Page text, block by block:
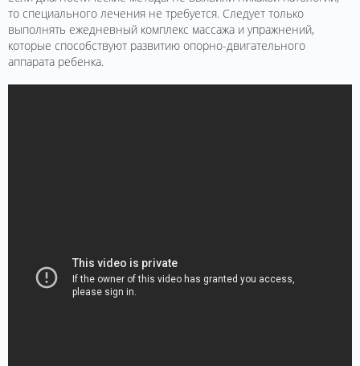
то специального лечения не требуется. Следует только
выполнять ежедневный комплекс массажа и упражнений,
которые способствуют развитию опорно-двигательного
аппарата ребенка.